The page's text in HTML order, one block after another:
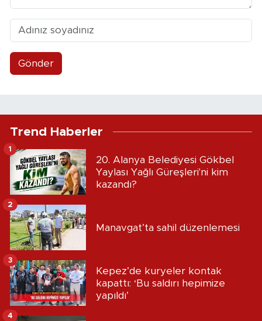
Gönder
Trend Haberler
20. Alanya Belediyesi Gökbel
Yaylası Yağlı Güreşleri'ni kim
kazandı?
1
Manavgat’ta sahil düzenlemesi
2
Kepez’de kuryeler kontak
kapattı: ‘Bu saldırı hepimize
yapıldı’
3
4